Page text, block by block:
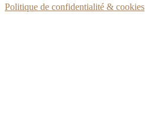
Politique de confidentialité & cookies